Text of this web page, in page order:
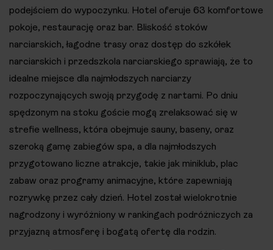
podejściem do wypoczynku. Hotel oferuje 63 komfortowe
pokoje, restaurację oraz bar. Bliskość stoków
narciarskich, łagodne trasy oraz dostęp do szkółek
narciarskich i przedszkola narciarskiego sprawiają, że to
idealne miejsce dla najmłodszych narciarzy
rozpoczynających swoją przygodę z nartami. Po dniu
spędzonym na stoku goście mogą zrelaksować się w
strefie wellness, która obejmuje sauny, baseny, oraz
szeroką gamę zabiegów spa, a dla najmłodszych
przygotowano liczne atrakcje, takie jak miniklub, plac
zabaw oraz programy animacyjne, które zapewniają
rozrywkę przez cały dzień. Hotel został wielokrotnie
nagrodzony i wyróżniony w rankingach podróżniczych za
przyjazną atmosferę i bogatą ofertę dla rodzin.